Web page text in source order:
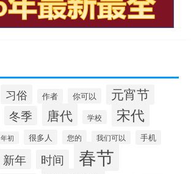
习俗 作者 你可以 元宵节
冬季 唐代 学校 宋代
年初 很多人 您的 我们可以 手机
新年 时间 春节